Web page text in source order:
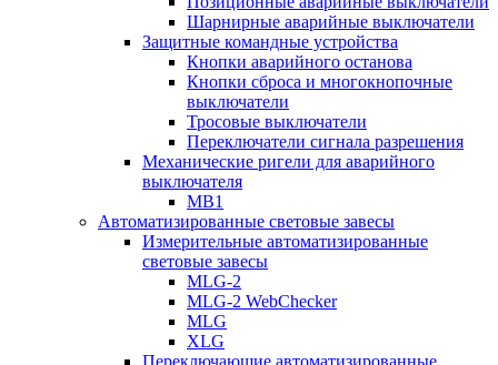
Шарнирные аварийные выключатели
Защитные командные устройства
Кнопки аварийного останова
Кнопки сброса и многокнопочные
выключатели
Тросовые выключатели
Переключатели сигнала разрешения
Механические ригели для аварийного
выключателя
MB1
Автоматизированные световые завесы
Измерительные автоматизированные
световые завесы
MLG-2
MLG-2 WebChecker
MLG
XLG
Переключающие автоматизированные